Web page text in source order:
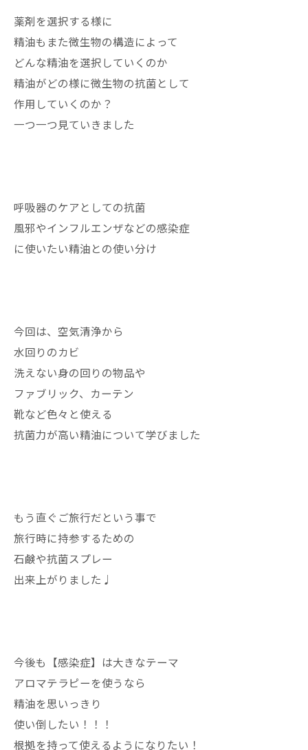
薬剤を選択する様に
精油もまた微生物の構造によって
どんな精油を選択していくのか
精油がどの様に微生物の抗菌として
作用していくのか？
一つ一つ見ていきました
呼吸器のケアとしての抗菌
風邪やインフルエンザなどの感染症
に使いたい精油との使い分け
今回は、空気清浄から
水回りのカビ
洗えない身の回りの物品や
ファブリック、カーテン
靴など色々と使える
抗菌力が高い精油について学びました
もう直ぐご旅行だという事で
旅行時に持参するための
石鹸や抗菌スプレー
出来上がりました♩
今後も【感染症】は大きなテーマ
アロマテラピーを使うなら
精油を思いっきり
使い倒したい！！！
根拠を持って使えるようになりたい！